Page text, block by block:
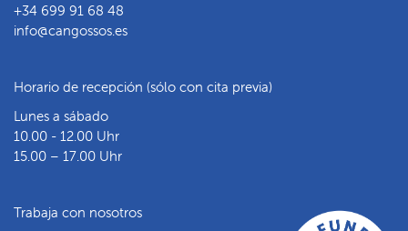
+34 699 91 68 48
info@cangossos.es
Horario de recepción (sólo con cita previa)
Lunes a sábado
10.00 - 12.00 Uhr
15.00 – 17.00 Uhr
Trabaja con nosotros